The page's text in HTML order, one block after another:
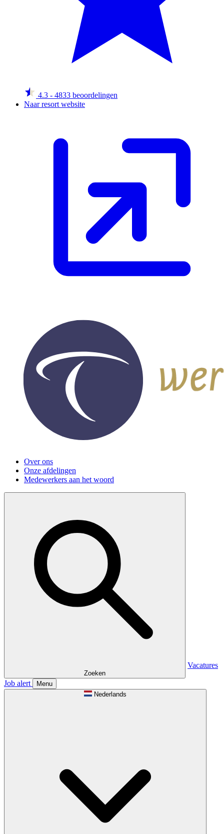
4.3 - 4833 beoordelingen
Naar resort website
Over ons
Onze afdelingen
Medewerkers aan het woord
Zoeken
Vacatures
Job alert
Menu
Nederlands